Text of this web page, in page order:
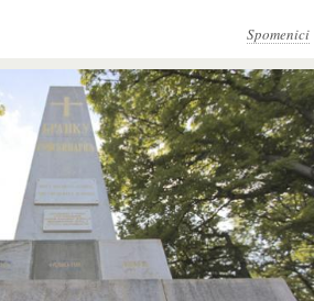
Spomenici